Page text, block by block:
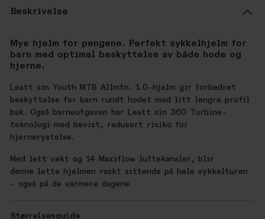
Beskrivelse
Mye hjelm for pengene. Perfekt sykkelhjelm for
barn med optimal beskyttelse av både hode og
hjerne.
Leatt sin Youth MTB Allmtn. 1.0-hjelm gir forbedret
beskyttelse for barn rundt hodet med litt lengre profil
bak. Også barneutgaven har Leatt sin 360 Turbine-
teknologi med bevist, redusert risiko for
hjernerystelse.
Med lett vekt og 14 Maxiflow luftekanaler, blir
denne lette hjelmen raskt sittende på hele sykkelturen
- også på de varmere dagene.
Størrelsesguide